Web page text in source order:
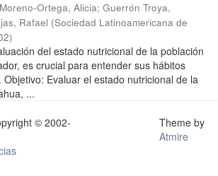
Moreno-Ortega, Alicia; Guerrón Troya,
Rafael (Sociedad Latinoamericana de
)
del estado nutricional de la población
es crucial para entender sus hábitos
Objetivo: Evaluar el estado nutricional de la
...
© 2002-
Theme by
Atmire